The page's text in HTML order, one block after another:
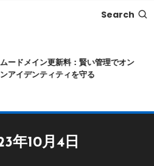
Search
ードメイン更新料：賢い管理でオン
アイデンティティを守る
年10月4日